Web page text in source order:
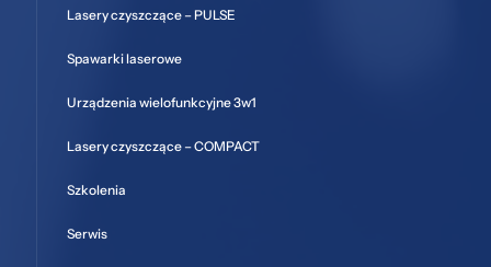
Lasery czyszczące – PULSE
Spawarki laserowe
Urządzenia wielofunkcyjne 3w1
Lasery czyszczące – COMPACT
Szkolenia
Serwis